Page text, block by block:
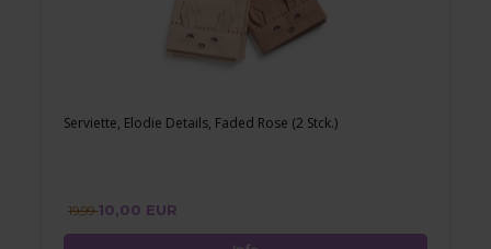
Serviette, Elodie Details, Faded Rose (2 Stck.)
19,9910,00 EUR